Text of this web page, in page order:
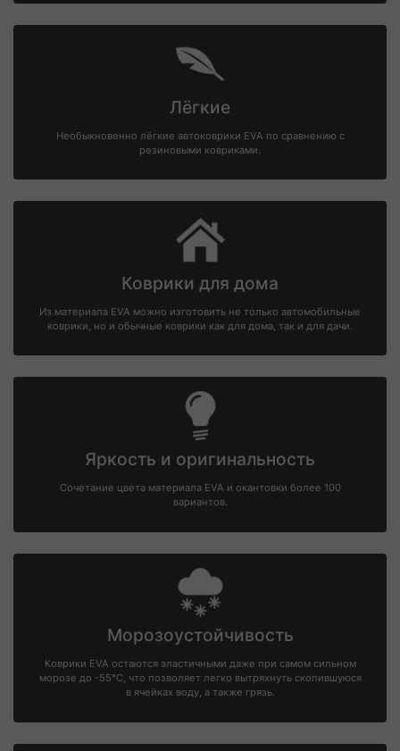
Лёгкие
Необыкновенно лёгкие автоковрики EVA по сравнению с
резиновыми ковриками.
Коврики для дома
Из материала EVA можно изготовить не только автомобильные
коврики, но и обычные коврики как для дома, так и для дачи.
Яркость и оригинальность
Сочетание цвета материала EVA и окантовки более 100
вариантов.
Морозоустойчивость
Коврики EVA остаются эластичными даже при самом сильном
морозе до -55°С, что позволяет легко вытряхнуть скопившуюся
в ячейках воду, а также грязь.